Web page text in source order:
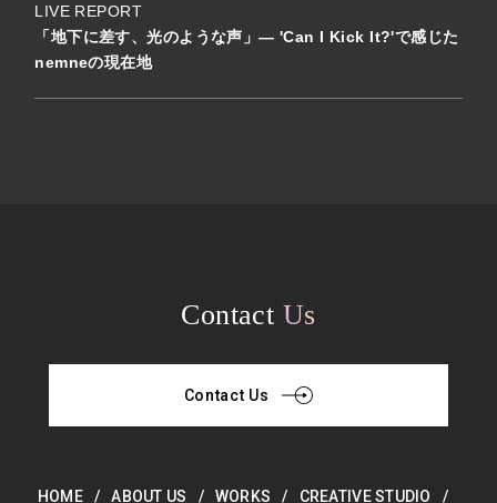
LIVE REPORT
「地下に差す、光のような声」— 'Can I Kick It?'で感じた
nemneの現在地
Contact Us
Contact Us
HOME ABOUT US WORKS CREATIVE STUDIO